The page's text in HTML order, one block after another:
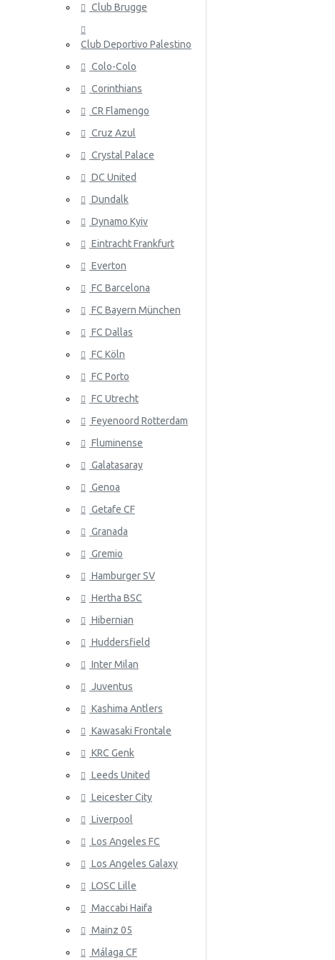
Panama
Portugali
Qatar
Venäjä
Saudi-Arabia
Senegal
Serbia
Slovakia
Espanja
Ruotsi
Tunisia
Turkki
Ukraina
Venezuela
Wales
Club Brugge
Club Deportivo Palestino
Colo-Colo
Corinthians
CR Flamengo
Cruz Azul
Crystal Palace
DC United
Dundalk
Dynamo Kyiv
Eintracht Frankfurt
Everton
FC Barcelona
FC Bayern München
FC Dallas
FC Köln
FC Porto
FC Utrecht
Feyenoord Rotterdam
Fluminense
Galatasaray
Genoa
Getafe CF
Granada
Gremio
Hamburger SV
Hertha BSC
Hibernian
Huddersfield
Inter Milan
Juventus
Kashima Antlers
Kawasaki Frontale
KRC Genk
Leeds United
Leicester City
Liverpool
Los Angeles FC
Los Angeles Galaxy
LOSC Lille
Maccabi Haifa
Mainz 05
Málaga CF